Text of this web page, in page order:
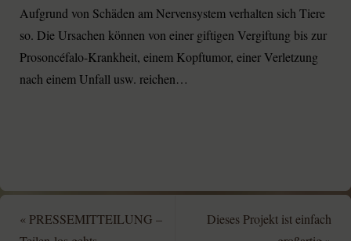
Aufgrund von Schäden am Nervensystem verhalten sich Tiere
so. Die Ursachen können von einer giftigen Vergiftung bis zur
Prosoncéfalo-Krankheit, einem Kopftumor, einer Verletzung
nach einem Unfall usw. reichen…
« PRESSEMITTEILUNG –
Dieses Projekt ist einfach